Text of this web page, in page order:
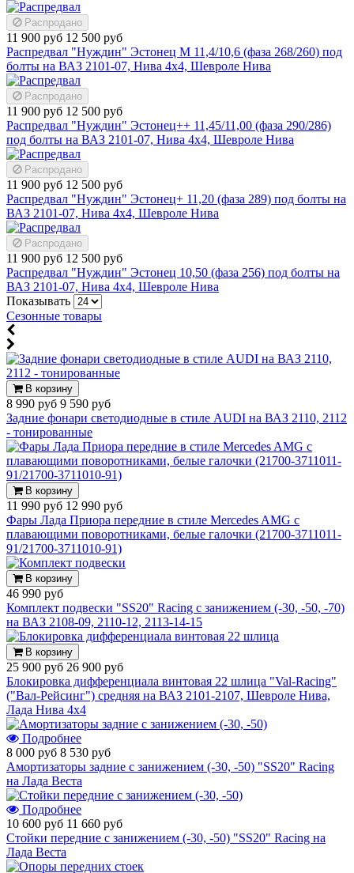
Распродано
11 900 руб 12 500 руб
Распредвал "Нуждин" Эстонец М 11,4/10,6 (фаза 268/260) под
болты на ВАЗ 2101-07, Нива 4х4, Шевроле Нива
Распродано
11 900 руб 12 500 руб
Распредвал "Нуждин" Эстонец++ 11,45/11,00 (фаза 290/286)
под болты на ВАЗ 2101-07, Нива 4х4, Шевроле Нива
Распродано
11 900 руб 12 500 руб
Распредвал "Нуждин" Эстонец+ 11,20 (фаза 289) под болты на
ВАЗ 2101-07, Нива 4х4, Шевроле Нива
Распродано
11 900 руб 12 500 руб
Распредвал "Нуждин" Эстонец 10,50 (фаза 256) под болты на
ВАЗ 2101-07, Нива 4х4, Шевроле Нива
Показывать
Сезонные товары
В корзину
8 990 руб 9 590 руб
Задние фонари светодиодные в стиле AUDI на ВАЗ 2110, 2112
- тонированные
В корзину
11 990 руб 12 990 руб
Фары Лада Приора передние в стиле Mercedes AMG с
плавающими поворотниками, белые галочки (21700-3711011-
91/21700-3711010-91)
В корзину
46 990 руб
Комплект подвески "SS20" Racing с занижением (-30, -50, -70)
на ВАЗ 2108-09, 2110-12, 2113-14-15
В корзину
25 900 руб 26 900 руб
Блокировка дифференциала винтовая 22 шлица "Val-Racing"
("Вал-Рейсинг") средняя на ВАЗ 2101-2107, Шевроле Нива,
Лада Нива 4х4
Подробнее
8 000 руб 8 530 руб
Амортизаторы задние с занижением (-30, -50) "SS20" Racing
на Лада Веста
Подробнее
10 600 руб 11 660 руб
Стойки передние с занижением (-30, -50) "SS20" Racing на
Лада Веста